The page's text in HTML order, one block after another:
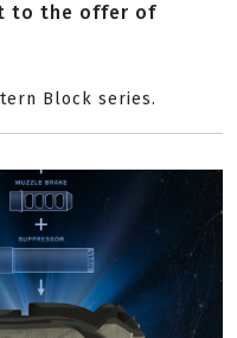
to the offer of
Block series.